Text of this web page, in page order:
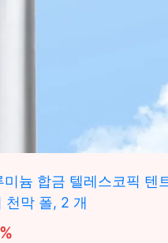
늄 합금 텔레스코픽 텐
천막 폴, 2 개